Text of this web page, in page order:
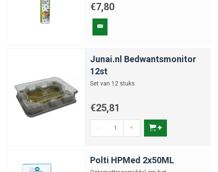
€7,80
Junai.nl Bedwantsmonitor
12st
Set van 12 stuks
€25,81
- +
Polti HPMed 2x50ML